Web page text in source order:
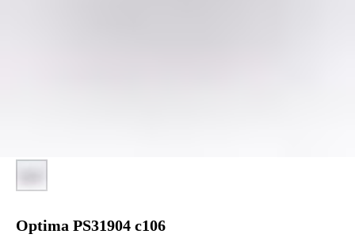
Optima PS31904 c106